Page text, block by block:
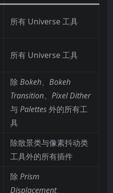
所有 Universe 工具
所有 Universe 工具
除 Bokeh、 Bokeh
Transition、 Pixel Dither
与Palettes外的所有工
具
除散景类与像素抖动类
工具外的所有插件
除 Prism
Displacement、